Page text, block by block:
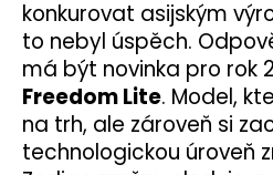
konkurovat asijským
to nebyl úspěch.
má být novinka pro rok
Freedom Lite. Model,
na trh, ale zároveň si
technologickou úroveň